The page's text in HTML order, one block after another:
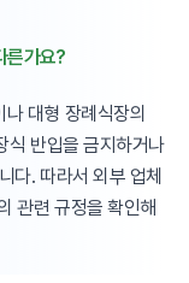
른가요?
대형 장례식장의
식 반입을 금지하거나
다. 따라서 외부 업체
관련 규정을 확인해